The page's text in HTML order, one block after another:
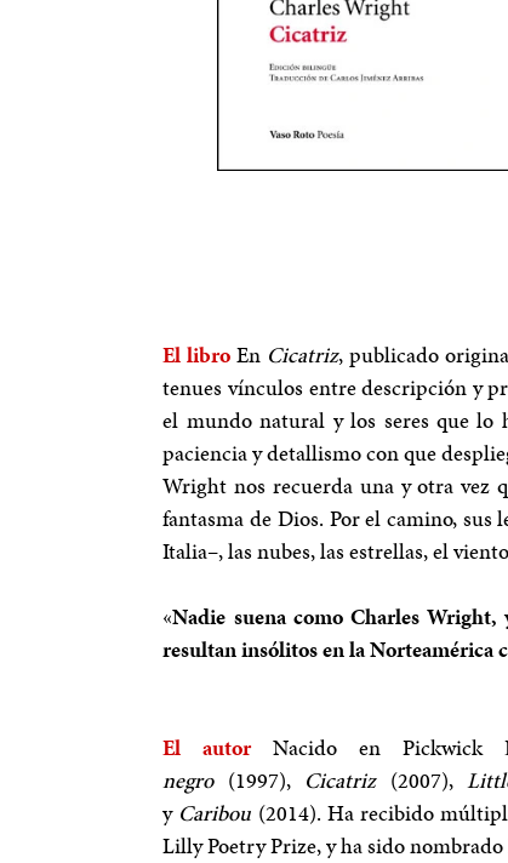
El libro En Cicatriz, publicado
tenues vínculos entre descripción y
el mundo natural y los seres que lo
paciencia y detallismo con que
Wright nos recuerda una y otra vez
fantasma de Dios. Por el camino, sus
Italia–, las nubes, las estrellas, el
«Nadie suena como Charles
resultan insólitos en la Norteamérica
El autorNacido en Pickwick
negro(1997), Cicatriz(2007),
y Caribou (2014). Ha recibido
Lilly Poetry Prize, y ha sido